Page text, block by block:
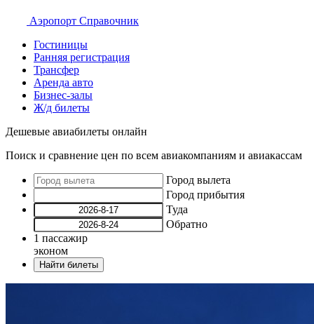
Аэропорт Справочник
Гостиницы
Ранняя регистрация
Трансфер
Аренда авто
Бизнес-залы
Ж/д билеты
Дешевые авиабилеты онлайн
Поиск и сравнение цен по всем авиакомпаниям и авиакассам
Город вылета
Город прибытия
Туда
Обратно
1 пассажир
эконом
Найти билеты